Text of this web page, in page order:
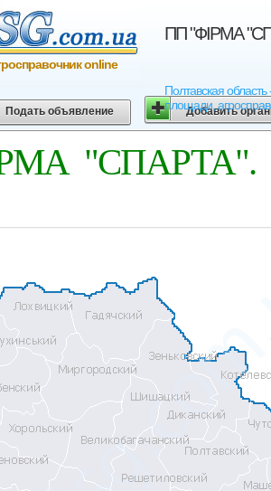
ПП "ФІРМА
Полтавская
площади,
online
Подать объявление Добавить
"СПАРТА".